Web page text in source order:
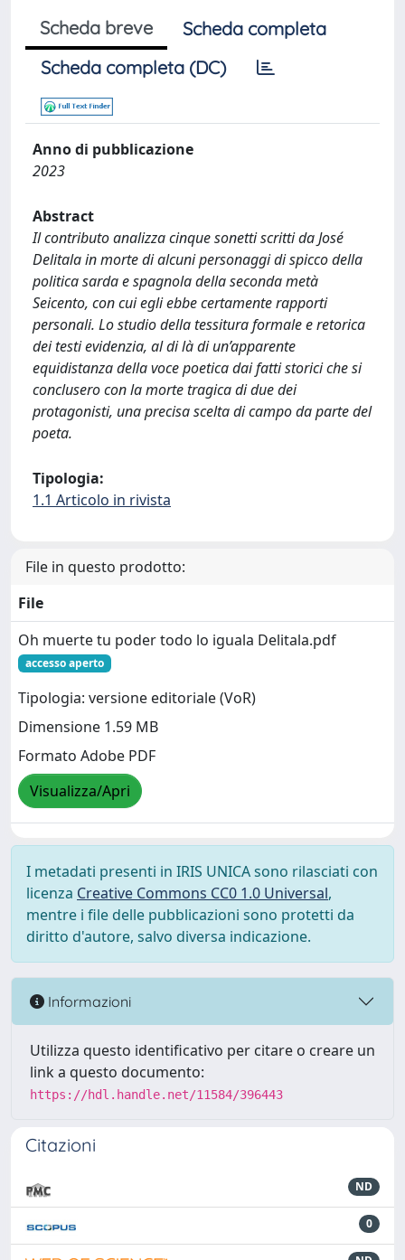
Scheda breve
Scheda completa
Scheda completa (DC)
Anno di pubblicazione
2023
Abstract
Il contributo analizza cinque sonetti scritti da José
Delitala in morte di alcuni personaggi di spicco della
politica sarda e spagnola della seconda metà
Seicento, con cui egli ebbe certamente rapporti
personali. Lo studio della tessitura formale e retorica
dei testi evidenzia, al di là di un’apparente
equidistanza della voce poetica dai fatti storici che si
conclusero con la morte tragica di due dei
protagonisti, una precisa scelta di campo da parte del
poeta.
Tipologia:
1.1 Articolo in rivista
File in questo prodotto:
File
Oh muerte tu poder todo lo iguala Delitala.pdf
accesso aperto
Tipologia: versione editoriale (VoR)
Dimensione 1.59 MB
Formato Adobe PDF
Visualizza/Apri
I metadati presenti in IRIS UNICA sono rilasciati con
licenza Creative Commons CC0 1.0 Universal,
mentre i file delle pubblicazioni sono protetti da
diritto d'autore, salvo diversa indicazione.
Informazioni
Utilizza questo identificativo per citare o creare un
link a questo documento:
https://hdl.handle.net/11584/396443
Citazioni
ND
0